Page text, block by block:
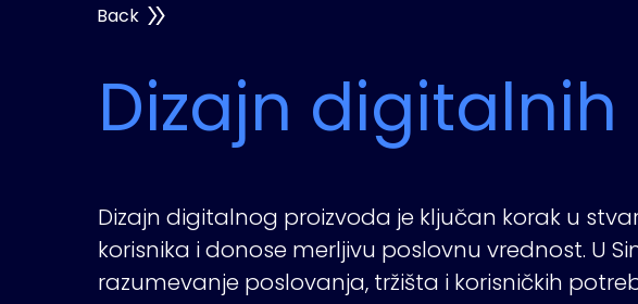
Back
Dizajn
Dizajn digitalnog proizvoda je ključan korak u
korisnika i donose merljivu poslovnu vrednost. U
razumevanje poslovanja, tržišta i korisničkih